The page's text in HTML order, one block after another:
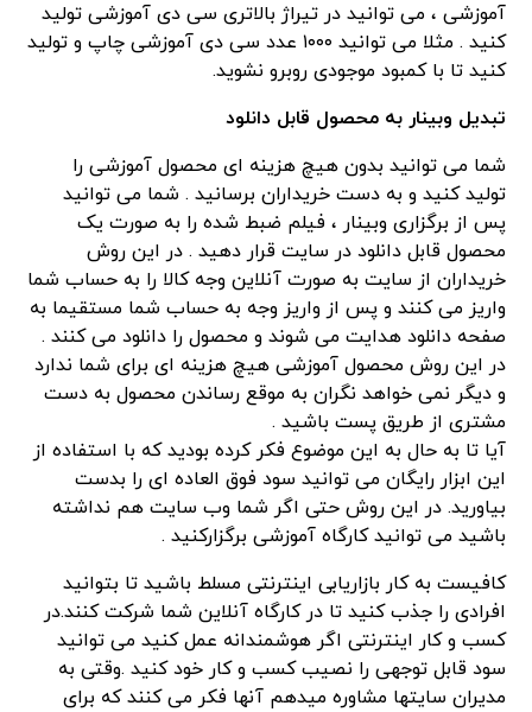
آموزشی ، می توانید در تیراژ بالاتری سی دی آموزشی تولید
کنید . مثلا می توانید ۱۰۰۰ عدد سی دی آموزشی چاپ و تولید
کنید تا با کمبود موجودی روبرو نشوید.
تبدیل وبینار به محصول قابل دانلود
شما می توانید بدون هیچ هزینه ای محصول آموزشی را
تولید کنید و به دست خریداران برسانید . شما می توانید
پس از برگزاری وبینار ، فیلم ضبط شده را به صورت یک
محصول قابل دانلود در سایت قرار دهید . در این روش
خریداران از سایت به صورت آنلاین وجه کالا را به حساب شما
واریز می کنند و پس از واریز وجه به حساب شما مستقیما به
صفحه دانلود هدایت می شوند و محصول را دانلود می کنند .
در این روش محصول آموزشی هیچ هزینه ای برای شما ندارد
و دیگر نمی خواهد نگران به موقع رساندن محصول به دست
مشتری از طریق پست باشید .
آیا تا به حال به این موضوع فکر کرده بودید که با استفاده از
این ابزار رایگان می توانید سود فوق العاده ای را بدست
بیاورید. در این روش حتی اگر شما وب سایت هم نداشته
باشید می توانید کارگاه آموزشی برگزارکنید .
کافیست به کار بازاریابی اینترنتی مسلط باشید تا بتوانید
افرادی را جذب کنید تا در کارگاه آنلاین شما شرکت کنند.در
کسب و کار اینترنتی اگر هوشمندانه عمل کنید می توانید
سود قابل توجهی را نصیب کسب و کار خود کنید .وقتی به
مدیران سایتها مشاوره میدهم آنها فکر می کنند که برای